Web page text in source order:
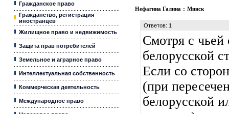
Гражданское право
Гражданство, регистрация
иностранцев
Жилищное право и недвижимость
Защита прав потребителей
Земельное и аграрное право
Интеллектуальная собственность
Коммерческая деятельность
Международное право
Нефагина Галина :: Минск
Ответов: 1
Смотря с
белорусской
Если со
(при
белорусской